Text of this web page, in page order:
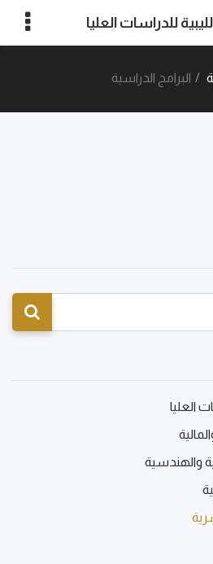
للدراسات العليا
البرامج الدراسية
العليا
والهندسية